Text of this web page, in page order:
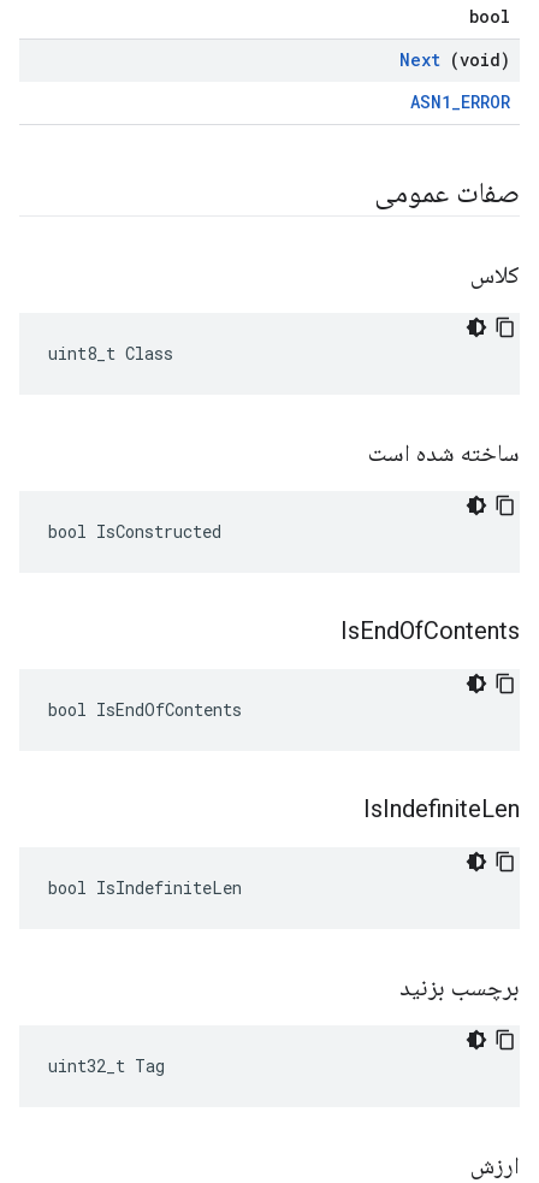
bool
Next (void)
ASN1_ERROR
صفات عمومی
کلاس
uint8_t Class
ساخته شده است
bool IsConstructed
IsEndOfContents
bool IsEndOfContents
IsIndefiniteLen
bool IsIndefiniteLen
برچسب بزنید
uint32_t Tag
ارزش